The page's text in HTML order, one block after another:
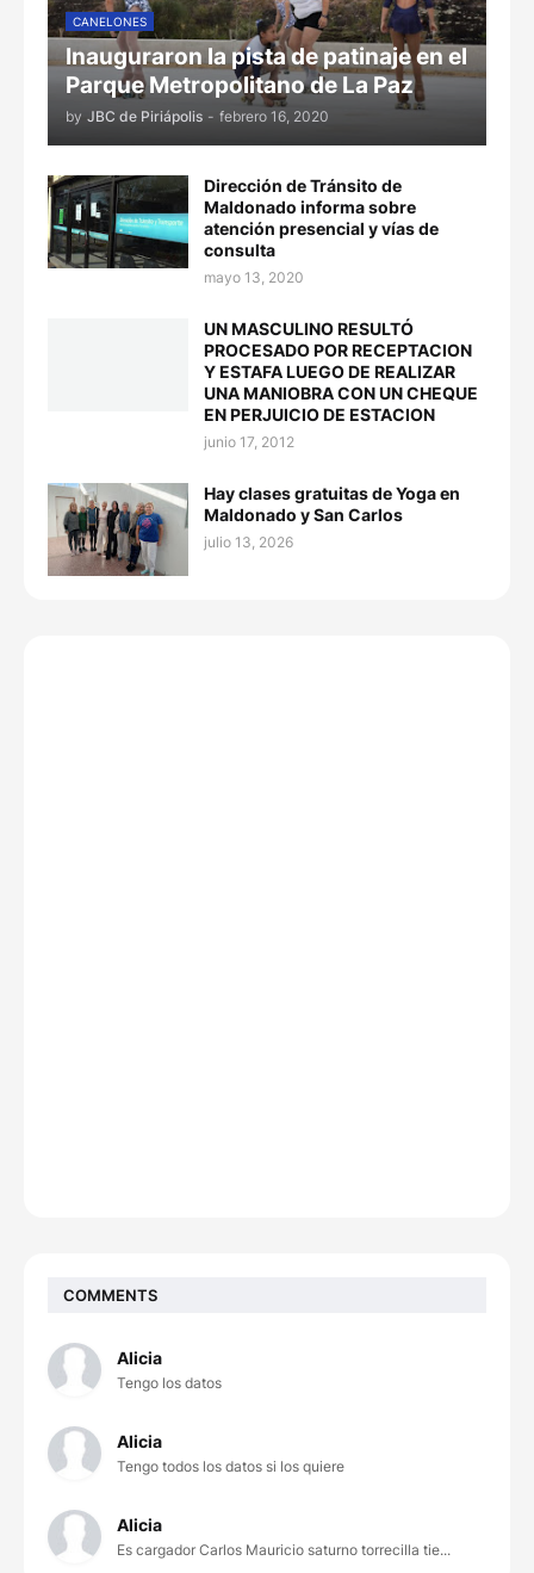
CANELONES
Inauguraron la pista de patinaje en el
Parque Metropolitano de La Paz
by JBC de Piriápolis - febrero 16, 2020
Dirección de Tránsito de
Maldonado informa sobre
atención presencial y vías de
consulta
mayo 13, 2020
UN MASCULINO RESULTÓ
PROCESADO POR RECEPTACION
Y ESTAFA LUEGO DE REALIZAR
UNA MANIOBRA CON UN CHEQUE
EN PERJUICIO DE ESTACION
junio 17, 2012
Hay clases gratuitas de Yoga en
Maldonado y San Carlos
julio 13, 2026
COMMENTS
Alicia
Tengo los datos
Alicia
Tengo todos los datos si los quiere
Alicia
Es cargador Carlos Mauricio saturno torrecilla tie...